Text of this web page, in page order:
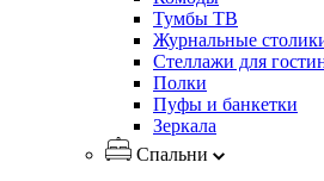
Тумбы ТВ
Журнальные
Стеллажи для
Полки
Пуфы и банкетки
Зеркала
Спальни